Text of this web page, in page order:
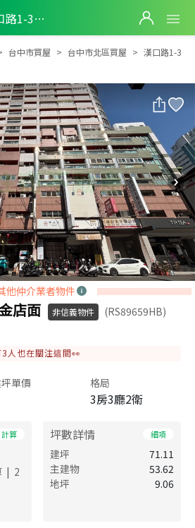
漢口路1-3樓連鎖金店面
漢口路1-3樓連鎖金店面
台中市買屋 台中市北區買屋
漢口路1-3
他仲介業者物件
店面 非信義物件
(RS89659HB)
3 人也在關注這間👀
單價 格局
3房3廳2衛
計算
| 2
坪數詳情 細項
建坪
71.11
主建物
53.62
地坪
9.06